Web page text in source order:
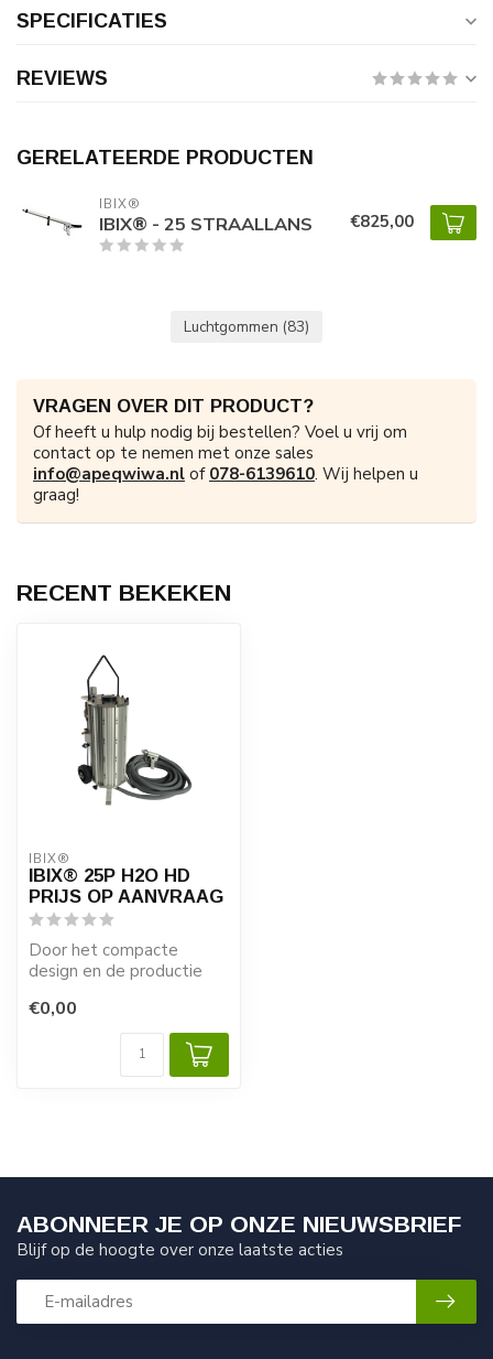
SPECIFICATIES
REVIEWS
GERELATEERDE PRODUCTEN
IBIX®
IBIX® - 25 STRAALLANS €825,00
Luchtgommen (83)
VRAGEN OVER DIT PRODUCT?
Of heeft u hulp nodig bij bestellen? Voel u vrij om
contact op te nemen met onze sales
info@apeqwiwa.nl of 078-6139610. Wij helpen u
graag!
RECENT BEKEKEN
IBIX®
IBIX® 25P H2O HD
PRIJS OP AANVRAAG
Door het compacte
design en de productie
is de IBIX® 2...
€0,00
ABONNEER JE OP ONZE NIEUWSBRIEF
Blijf op de hoogte over onze laatste acties